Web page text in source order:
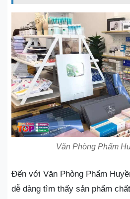
Văn Phòng Phẩm
Đến với Văn Phòng Phẩm
dễ dàng tìm thấy sản phẩm